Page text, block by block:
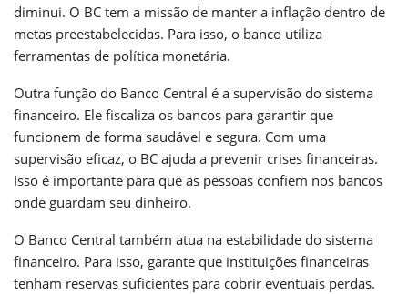
diminui. O BC tem a missão de manter a inflação dentro de
metas preestabelecidas. Para isso, o banco utiliza
ferramentas de política monetária.
Outra função do Banco Central é a supervisão do sistema
financeiro. Ele fiscaliza os bancos para garantir que
funcionem de forma saudável e segura. Com uma
supervisão eficaz, o BC ajuda a prevenir crises financeiras.
Isso é importante para que as pessoas confiem nos bancos
onde guardam seu dinheiro.
O Banco Central também atua na estabilidade do sistema
financeiro. Para isso, garante que instituições financeiras
tenham reservas suficientes para cobrir eventuais perdas.